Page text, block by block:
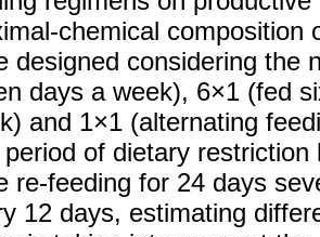
chemical composition
designed considering the
days a week), 6×1 (fed
and 1×1 (alternating
of dietary
re-feeding for 24 days
12 days, estimating